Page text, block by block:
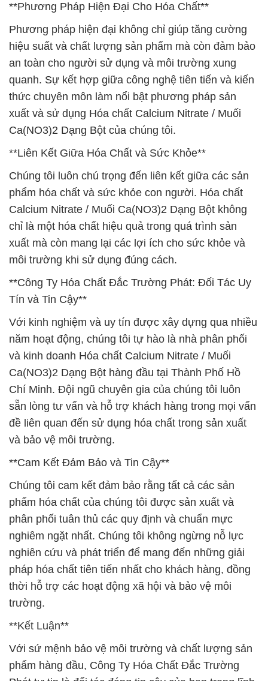
**Phương Pháp Hiện Đại Cho Hóa Chất**
Phương pháp hiện đại không chỉ giúp tăng cường
hiệu suất và chất lượng sản phẩm mà còn đảm bảo
an toàn cho người sử dụng và môi trường xung
quanh. Sự kết hợp giữa công nghệ tiên tiến và kiến
thức chuyên môn làm nổi bật phương pháp sản
xuất và sử dụng Hóa chất Calcium Nitrate / Muối
Ca(NO3)2 Dạng Bột của chúng tôi.
**Liên Kết Giữa Hóa Chất và Sức Khỏe**
Chúng tôi luôn chú trọng đến liên kết giữa các sản
phẩm hóa chất và sức khỏe con người. Hóa chất
Calcium Nitrate / Muối Ca(NO3)2 Dạng Bột không
chỉ là một hóa chất hiệu quả trong quá trình sản
xuất mà còn mang lại các lợi ích cho sức khỏe và
môi trường khi sử dụng đúng cách.
**Công Ty Hóa Chất Đắc Trường Phát: Đối Tác Uy
Tín và Tin Cậy**
Với kinh nghiệm và uy tín được xây dựng qua nhiều
năm hoạt động, chúng tôi tự hào là nhà phân phối
và kinh doanh Hóa chất Calcium Nitrate / Muối
Ca(NO3)2 Dạng Bột hàng đầu tại Thành Phố Hồ
Chí Minh. Đội ngũ chuyên gia của chúng tôi luôn
sẵn lòng tư vấn và hỗ trợ khách hàng trong mọi vấn
đề liên quan đến sử dụng hóa chất trong sản xuất
và bảo vệ môi trường.
**Cam Kết Đảm Bảo và Tin Cậy**
Chúng tôi cam kết đảm bảo rằng tất cả các sản
phẩm hóa chất của chúng tôi được sản xuất và
phân phối tuân thủ các quy định và chuẩn mực
nghiêm ngặt nhất. Chúng tôi không ngừng nỗ lực
nghiên cứu và phát triển để mang đến những giải
pháp hóa chất tiên tiến nhất cho khách hàng, đồng
thời hỗ trợ các hoạt động xã hội và bảo vệ môi
trường.
**Kết Luận**
Với sứ mệnh bảo vệ môi trường và chất lượng sản
phẩm hàng đầu, Công Ty Hóa Chất Đắc Trường